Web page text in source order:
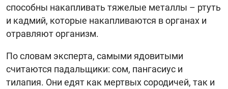
способны накапливать тяжелые металлы – ртуть
и кадмий, которые накапливаются в органах и
отравляют организм.
По словам эксперта, самыми ядовитыми
считаются падальщики: сом, пангасиус и
тилапия. Они едят как мертвых сородичей, так и